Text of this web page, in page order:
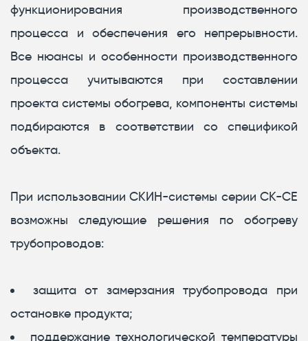
функционирования производственного
процесса и обеспечения его непрерывности.
Все нюансы и особенности производственного
процесса учитываются при составлении
проекта системы обогрева, компоненты системы
подбираются в соответствии со спецификой
объекта.
При использовании СКИН-системы серии СК-СЕ
возможны следующие решения по обогреву
трубопроводов:
защита от замерзания трубопровода при
остановке продукта;
поддержание технологической температуры